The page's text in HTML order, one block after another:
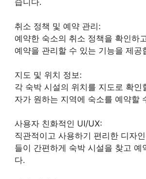
습니다.
취소 정책 및 예약 관리:
예약한 숙소의 취소 정책을 확인하
예약을 관리할 수 있는 기능을 제공
지도 및 위치 정보:
각 숙박 시설의 위치를 지도로 확인
자가 원하는 지역에 숙소를 예약할
사용자 친화적인 UI/UX:
직관적이고 사용하기 편리한 디자
들이 간편하게 숙박 시설을 찾고 예
다.